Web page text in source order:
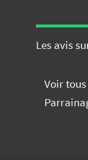
Les avis
Voir